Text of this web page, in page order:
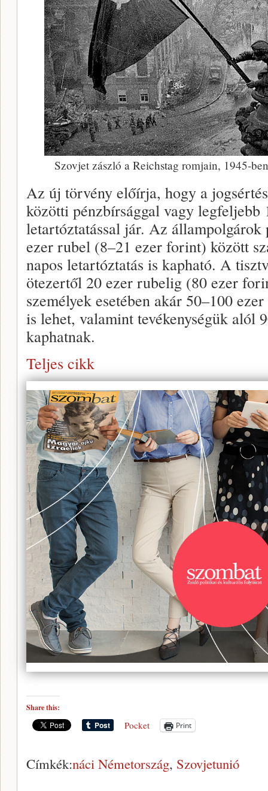
Szovjet zászló a Reichstag romjain, 1945-
Az új törvény előírja, hogy a
közötti pénzbírsággal vagy legfeljebb
letartóztatással jár. Az állampolgárok
ezer rubel (8–21 ezer forint) között
napos letartóztatás is kapható. A
ötezertől 20 ezer rubelig (80 ezer
személyek esetében akár 50–100
is lehet, valamint tevékenységük alól
kaphatnak.
Teljes cikk
Share this:
Pocket Print
Címkék:náci Németország, Szovjetunió